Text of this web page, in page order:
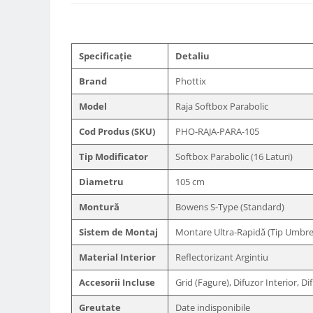
Trepied / Monopied Carbon
Trepiede pentru compacte /
Monopiede foto/video
Cap trepied si monopied
Carucioare trepied (Dolly)
Placute cap trepied
Huse trepied / stativ lumini
Sina Focus pentru Macro
Accesorii trepiede si monopiede
Studio/Lumini si accesorii
Specificație
Detaliu
Brand
Phottix
Model
Raja Softbox Parabolic
Cod Produs (SKU)
PHO-RAJA-PARA-105
Tip Modificator
Softbox Parabolic (16 Laturi)
Diametru
105 cm
Montură
Bowens S-Type (Standard)
Sistem de Montaj
Montare Ultra-Rapidă (Tip
Material Interior
Reflectorizant Argintiu
Accesorii Incluse
Grid (Fagure), Difuzor Interior,
Greutate
Date indisponibile